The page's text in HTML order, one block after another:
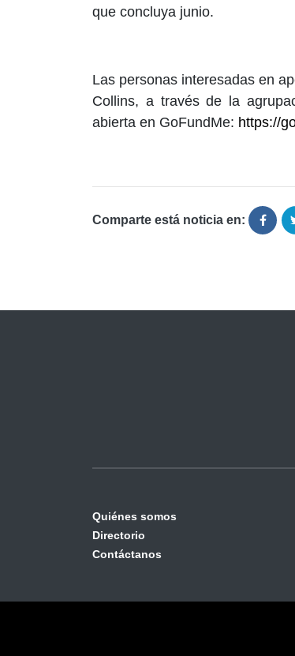
que concluya junio.
Las personas interesadas en
Collins, a través de la
abierta en GoFundMe: https://
Comparte está noticia en:
Quiénes somos
Directorio
Contáctanos